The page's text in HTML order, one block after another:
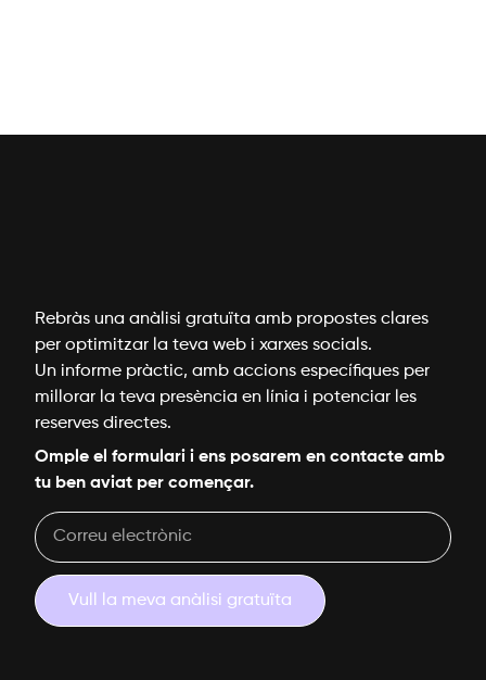
Rebràs una anàlisi gratuïta amb propostes clares
per optimitzar la teva web i xarxes socials.
Un informe pràctic, amb accions específiques per
millorar la teva presència en línia i potenciar les
reserves directes.
Omple el formulari i ens posarem en contacte amb
tu ben aviat per començar.
Vull la meva anàlisi gratuïta